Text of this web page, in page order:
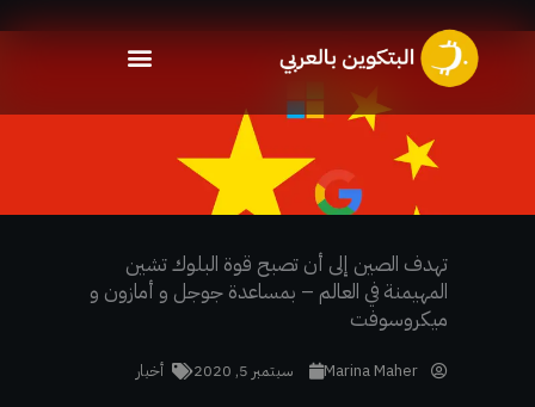
تخطي
تهدف الصين إلى أن تصبح قوة البلوك تشين
المهيمنة في العالم – بمساعدة جوجل و أمازون و
ميكروسوفت
Marina Maher سبتمبر 5, 2020 أخبار